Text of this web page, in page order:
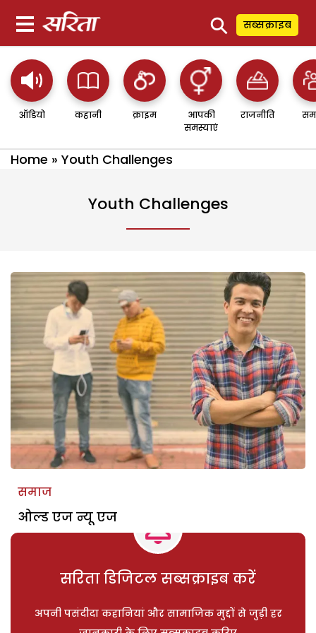
⚲ सब्सक्राइब
ऑडियो कहानी क्राइम
आपकी
समस्याएं
राजनीति
Home » Youth Challenges
Youth Challenges
समाज
ओल्ड एज न्यू एज
सरिता डिजिटल सब्सक्राइब करें
अपनी पसंदीदा कहानियां और सामाजिक मुद्दों से जुड़ी हर